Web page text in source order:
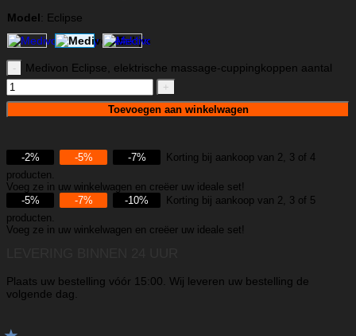
Model: Eclipse
Medivon Eclipse, elektrische massage-cuppingkoppen aantal
Toevoegen aan winkelwagen
-2% -5% -7%
Korting bij aankoop van 2, 3 of 4
producten.
Voeg ze in uw winkelwagen en creëer uw ideale set!
-5%
-7% -10%
Korting bij aankoop van 2, 3 of 5
producten.
Voeg ze in uw winkelwagen en creëer uw ideale set!
Plaats uw bestelling vóór 15:00. Wij leveren uw bestelling de
volgende dag.